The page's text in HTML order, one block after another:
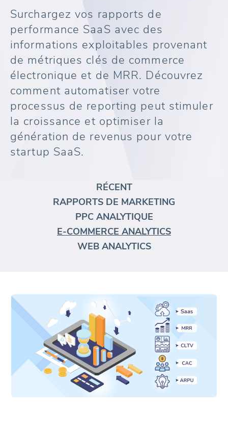
Surchargez vos rapports de
performance SaaS avec des
informations exploitables provenant
de métriques clés de commerce
électronique et de MRR. Découvrez
comment automatiser votre
processus de reporting peut stimuler
la croissance et optimiser la
génération de revenus pour votre
startup SaaS.
RÉCENT
RAPPORTS DE MARKETING
PPC ANALYTIQUE
E-COMMERCE ANALYTICS
WEB ANALYTICS